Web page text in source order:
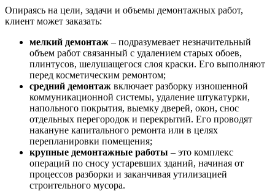
Опираясь на цели, задачи и объемы демонтажных работ,
клиент может заказать:
мелкий демонтаж – подразумевает незначительный
объем работ связанный с удалением старых обоев,
плинтусов, шелушащегося слоя краски. Его выполняют
перед косметическим ремонтом;
средний демонтаж включает разборку изношенной
коммуникационной системы, удаление штукатурки,
напольного покрытия, выемку дверей, окон, снос
отдельных перегородок и перекрытий. Его проводят
накануне капитального ремонта или в целях
перепланировки помещения;
крупные демонтажные работы – это комплекс
операций по сносу устаревших зданий, начиная от
процессов разборки и заканчивая утилизацией
строительного мусора.